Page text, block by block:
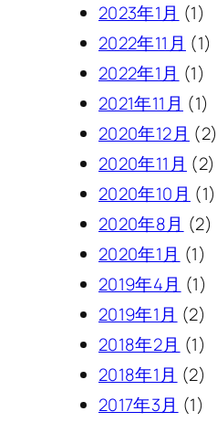
2023年1月 (1)
2022年11月 (1)
2022年1月 (1)
2021年11月 (1)
2020年12月 (2)
2020年11月 (2)
2020年10月 (1)
2020年8月 (2)
2020年1月 (1)
2019年4月 (1)
2019年1月 (2)
2018年2月 (1)
2018年1月 (2)
2017年3月 (1)